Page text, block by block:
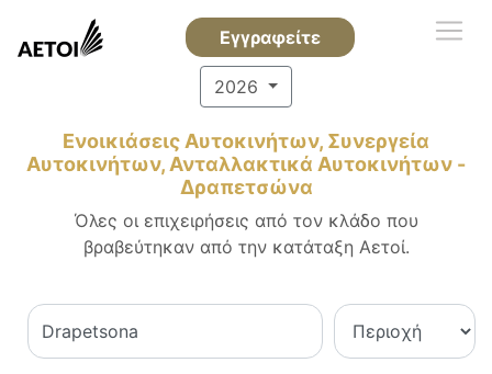
Εγγραφείτε
2026
Ενοικιάσεις Αυτοκινήτων, Συνεργεία
Αυτοκινήτων, Ανταλλακτικά Αυτοκινήτων -
Δραπετσώνα
Όλες οι επιχειρήσεις από τον κλάδο που
βραβεύτηκαν από την κατάταξη Αετοί.